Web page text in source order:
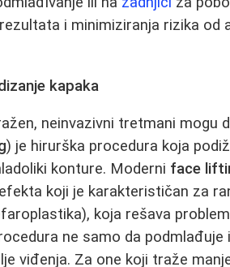
i minimiziranja rizika od
kapaka
neinvazivni tretmani mogu
) je hirurška procedura koja
konture. Moderni face
koji je karakterističan za
koja rešava
ne samo da podmlađuje
viđenja. Za one koji traže